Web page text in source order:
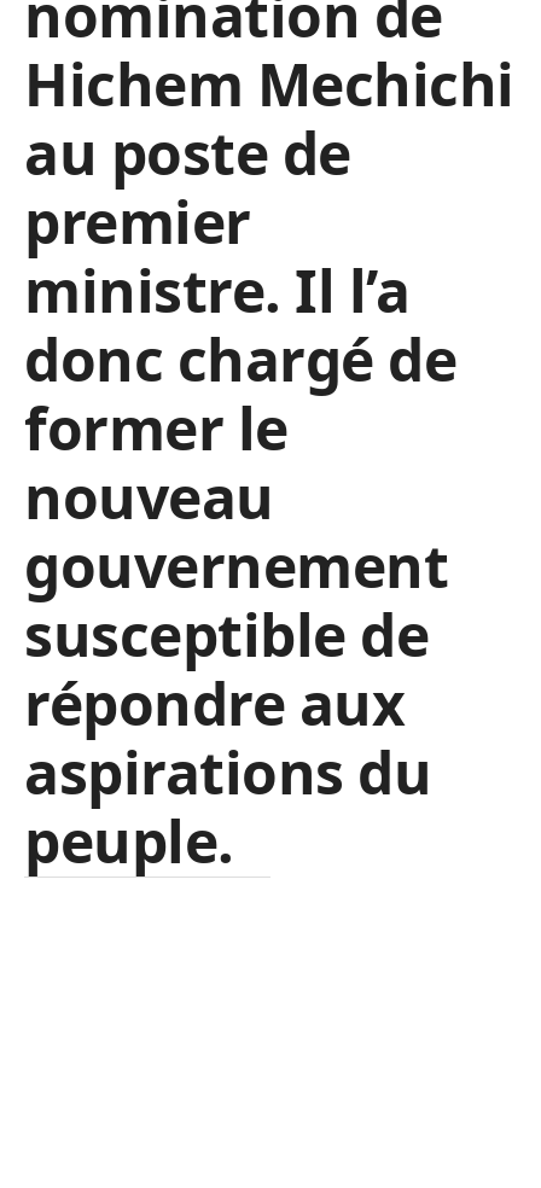
Hichem Mechichi
au poste de
premier
ministre. Il l’a
donc chargé de
former le
nouveau
gouvernement
susceptible de
répondre aux
aspirations du
peuple.